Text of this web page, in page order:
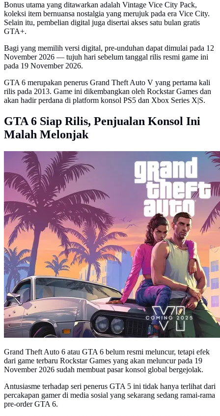
Bonus utama yang ditawarkan adalah Vintage Vice City Pack,
koleksi item bernuansa nostalgia yang merujuk pada era Vice City.
Selain itu, pembelian digital juga disertai akses satu bulan gratis
GTA+.
Bagi yang memilih versi digital, pre-unduhan dapat dimulai pada 12
November 2026 — tujuh hari sebelum tanggal rilis resmi game ini
pada 19 November 2026.
GTA 6 merupakan penerus Grand Theft Auto V yang pertama kali
rilis pada 2013. Game ini dikembangkan oleh Rockstar Games dan
akan hadir perdana di platform konsol PS5 dan Xbox Series X|S.
GTA 6 Siap Rilis, Penjualan Konsol Ini
Malah Melonjak
Grand Theft Auto 6 atau GTA 6 belum resmi meluncur, tetapi efek
dari game terbaru Rockstar Games yang akan meluncur pada 19
November 2026 sudah membuat pasar konsol global bergejolak.
Antusiasme terhadap seri penerus GTA 5 ini tidak hanya terlihat dari
percakapan gamer di media sosial yang sekarang sedang ramai-rama
pre-order GTA 6.